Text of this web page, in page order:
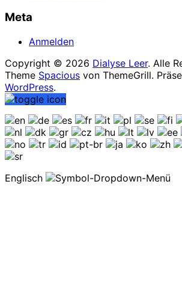
Meta
Anmelden
Copyright © 2026 Dialyse Leer. Alle
Theme Spacious von ThemeGrill.
WordPress.
Englisch